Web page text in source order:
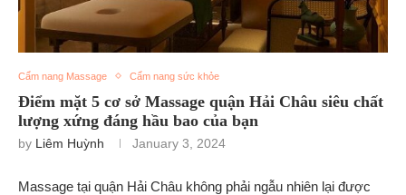
Cẩm nang Massage Cẩm nang sức khỏe
Điểm mặt 5 cơ sở Massage quận Hải Châu siêu chất
lượng xứng đáng hầu bao của bạn
by Liêm Huỳnh January 3, 2024
Massage tại quận Hải Châu không phải ngẫu nhiên lại được